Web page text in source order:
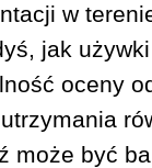
w
jak
oceny
może być